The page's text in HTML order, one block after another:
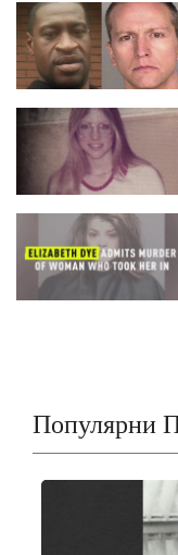
Популярни